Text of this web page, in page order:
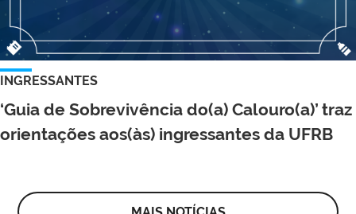
INGRESSANTES
‘Guia de Sobrevivência do(a) Calouro(a)’ traz
orientações aos(às) ingressantes da UFRB